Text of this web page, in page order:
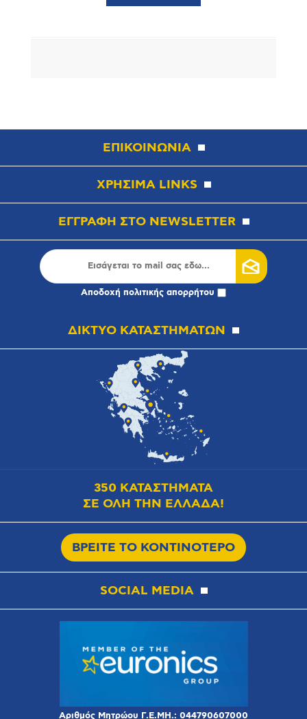
ΕΠΙΚΟΙΝΩΝΙΑ
ΧΡΗΣΙΜΑ LINKS
ΕΓΓΡΑΦΗ ΣΤΟ NEWSLETTER
Αποδοχή πολιτικής απορρήτου
ΔΙΚΤΥΟ ΚΑΤΑΣΤΗΜΑΤΩΝ
350 ΚΑΤΑΣΤΗΜΑΤΑ
ΣΕ ΟΛΗ ΤΗΝ ΕΛΛΑΔΑ!
ΒΡΕΙΤΕ ΤΟ ΚΟΝΤΙΝΟΤΕΡΟ
SOCIAL MEDIA